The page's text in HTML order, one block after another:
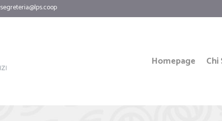
segreteria@lps.coop
Homepage Chi